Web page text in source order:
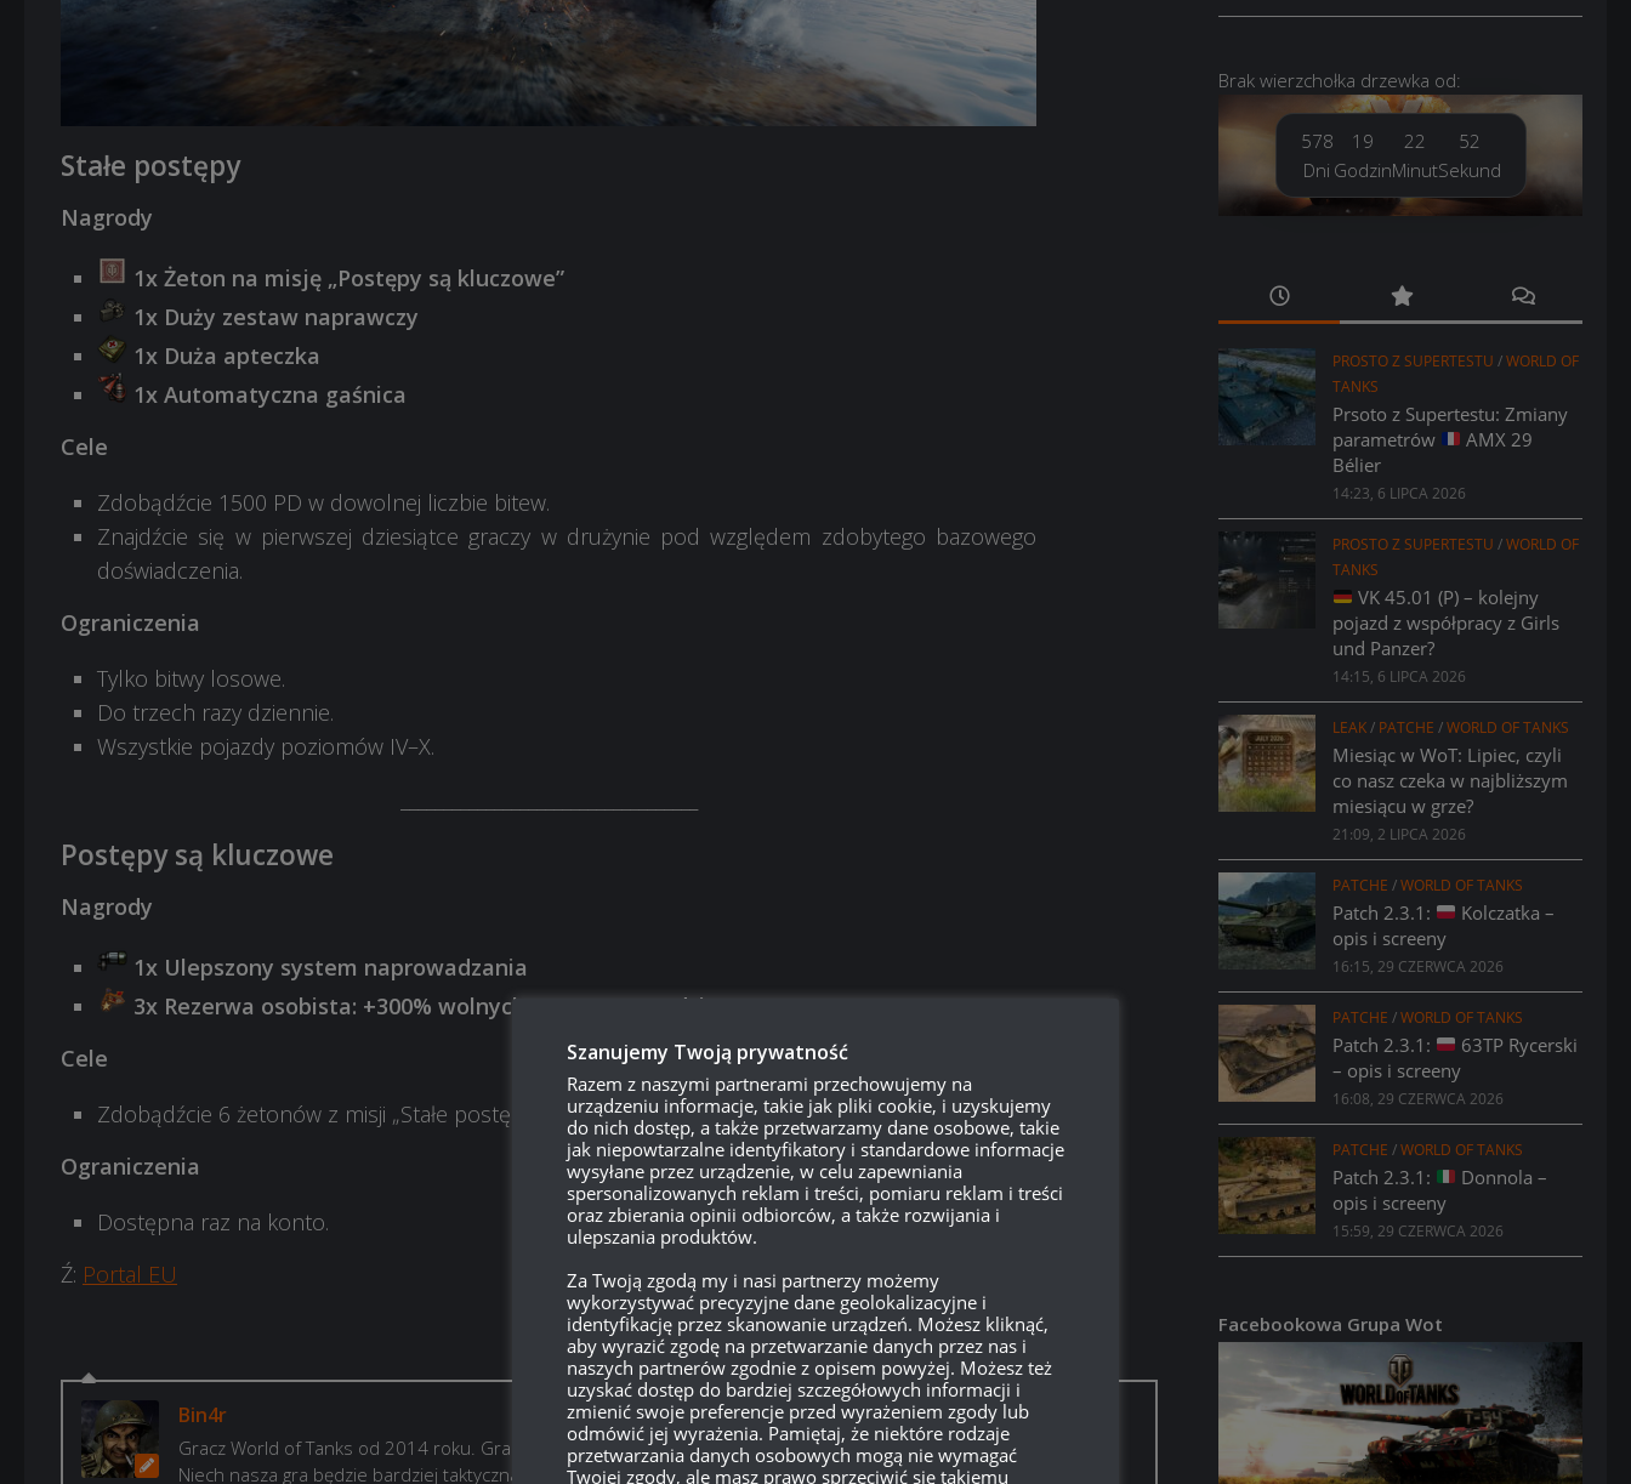
Stałe postępy
Nagrody
1x Żeton na misję „Postępy są kluczowe”
1x Duży zestaw naprawczy
1x Duża apteczka
1x Automatyczna gaśnica
Cele
Zdobądźcie 1500 PD w dowolnej liczbie bitew.
Znajdźcie się w pierwszej dziesiątce graczy w drużynie pod względem zdobytego bazowego
doświadczenia.
Ograniczenia
Tylko bitwy losowe.
Do trzech razy dziennie.
Wszystkie pojazdy poziomów IV–X.
Postępy są kluczowe
Nagrody
1x Ulepszony system naprowadzania
3x Rezerwa osobista: +300% wolnych PD przez 1 godzinę
Cele
Zdobądźcie 6 żetonów z misji „Stałe postępy”.
Ograniczenia
Dostępna raz na konto.
Ź: Portal EU
Bin4r
Gracz World of Tanks od 2014 roku. Gram, bo jestem pasjonatem i wiem, że większość graczy w WoT to pasjonaci.
Niech nasza gra będzie bardziej taktyczna i przemyślana. Trudniejsza, ale mniej irytująca – a przez to bardziej
Brak wierzchołka drzewka od:
578
Dni
19
Godzin
22
Minut
53
Sekund
PROSTO Z SUPERTESTU /WORLD OF
TANKS
Prsoto z Supertestu: Zmiany
parametrów
AMX 29
Bélier
14:23, 6 LIPCA 2026
PROSTO Z SUPERTESTU /WORLD OF
TANKS
VK 45.01 (P) – kolejny
pojazd z współpracy z Girls
und Panzer?
14:15, 6 LIPCA 2026
LEAK/ PATCHE /WORLD OF TANKS
Miesiąc w WoT: Lipiec, czyli
co nasz czeka w najbliższym
miesiącu w grze?
21:09, 2 LIPCA 2026
PATCHE /WORLD OF TANKS
Patch 2.3.1:
Kolczatka –
opis i screeny
16:15, 29 CZERWCA 2026
PATCHE /WORLD OF TANKS
Patch 2.3.1:
63TP Rycerski
– opis i screeny
16:08, 29 CZERWCA 2026
PATCHE /WORLD OF TANKS
Patch 2.3.1:
Donnola –
opis i screeny
15:59, 29 CZERWCA 2026
Facebookowa Grupa Wot
Szanujemy Twoją prywatność
Razem z naszymi partnerami przechowujemy na
urządzeniu informacje, takie jak pliki cookie, i uzyskujemy
do nich dostęp, a także przetwarzamy dane osobowe, takie
jak niepowtarzalne identyfikatory i standardowe informacje
wysyłane przez urządzenie, w celu zapewniania
spersonalizowanych reklam i treści, pomiaru reklam i treści
oraz zbierania opinii odbiorców, a także rozwijania i
ulepszania produktów.
Za Twoją zgodą my i nasi partnerzy możemy
wykorzystywać precyzyjne dane geolokalizacyjne i
identyfikację przez skanowanie urządzeń. Możesz kliknąć,
aby wyrazić zgodę na przetwarzanie danych przez nas i
naszych partnerów zgodnie z opisem powyżej. Możesz też
uzyskać dostęp do bardziej szczegółowych informacji i
zmienić swoje preferencje przed wyrażeniem zgody lub
odmówić jej wyrażenia. Pamiętaj, że niektóre rodzaje
przetwarzania danych osobowych mogą nie wymagać
Twojej zgody, ale masz prawo sprzeciwić się takiemu